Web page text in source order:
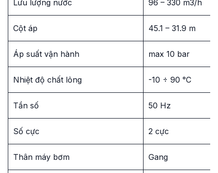
Lưu lượng nước 96 – 330 m3/h
Cột áp 45.1 – 31.9 m
Áp suất vận hành max 10 bar
Nhiệt độ chất lỏng -10 ÷ 90 °C
Tần số 50 Hz
Số cực 2 cực
Thân máy bơm Gang